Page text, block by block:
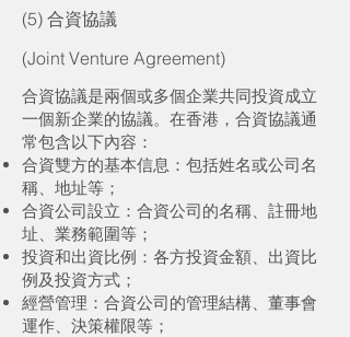
(5) 合資協議
(Joint Venture Agreement)
合資協議是兩個或多個企業共同投資成立
一個新企業的協議。在香港，合資協議通
常包含以下內容：
合資雙方的基本信息：包括姓名或公司名
稱、地址等；
合資公司設立：合資公司的名稱、註冊地
址、業務範圍等；
投資和出資比例：各方投資金額、出資比
例及投資方式；
經營管理：合資公司的管理結構、董事會
運作、決策權限等；